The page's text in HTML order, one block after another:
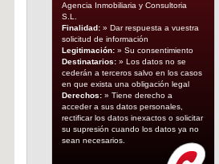
Agencia Inmobiliaria y Consultoria
S.L.
Finalidad: » Dar respuesta a vuestra
solicitud de información
Legitimación: » Su consentimiento
Destinatarios: » Los datos no se
cederán a terceros salvo en los casos
en que exista una obligación legal
Derechos: » Tiene derecho a
acceder a sus datos personales,
rectificar los datos inexactos o solicitar
su supresión cuando los datos ya no
sean necesarios.